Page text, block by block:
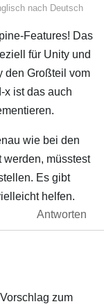
nach Deutsch
Features! Das
für Unity und
den Großteil vom
x ist das auch
wie bei den
müsstest
Es gibt
helfen.
Antworten
zum